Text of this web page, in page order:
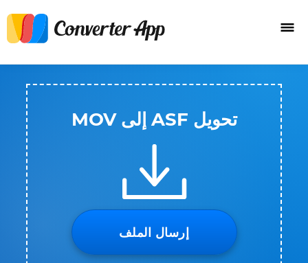
تحويل ASF إلى MOV
إرسال الملف